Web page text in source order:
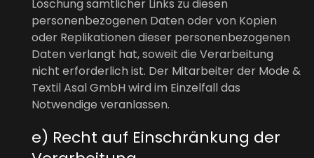
Löschung sämtlicher Links zu diesen
personenbezogenen Daten oder von Kopien
oder Replikationen dieser personenbezogenen
Daten verlangt hat, soweit die Verarbeitung
nicht erforderlich ist. Der Mitarbeiter der Mode &
Textil Asal GmbH wird im Einzelfall das
Notwendige veranlassen.
e) Recht auf Einschränkung der